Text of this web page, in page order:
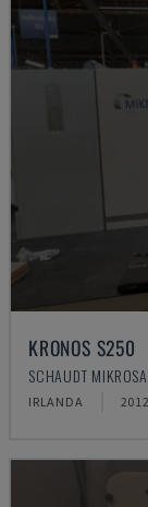
KRONOS S250
SCHAUDT
IRLANDA 2012